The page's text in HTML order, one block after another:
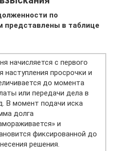
по
в таблице
начисляется с первого
наступления просрочки и
до момента
или передачи дела в
В момент подачи иска
долга
и
фиксированной до
решения.